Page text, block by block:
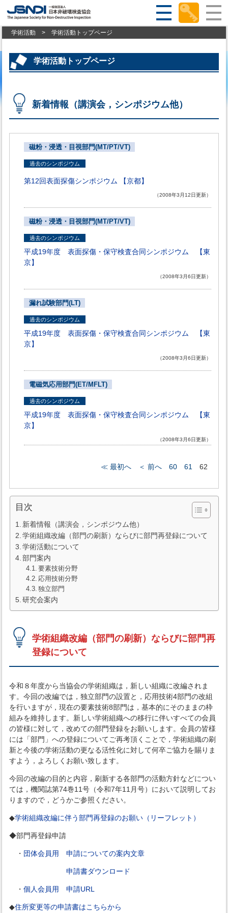
学術活動 > 学術活動トップページ
学術活動トップページ
新着情報（講演会，シンポジウム他）
磁粉・浸透・目視部門(MT/PT/VT)
過去のシンポジウム
第12回表面探傷シンポジウム 【京都】
（2008年3月12日更新）
磁粉・浸透・目視部門(MT/PT/VT)
過去のシンポジウム
平成19年度 表面探傷・保守検査合同シンポジウム 【東
京】
（2008年3月6日更新）
漏れ試験部門(LT)
過去のシンポジウム
平成19年度 表面探傷・保守検査合同シンポジウム 【東
京】
（2008年3月6日更新）
電磁気応用部門(ET/MFLT)
過去のシンポジウム
平成19年度 表面探傷・保守検査合同シンポジウム 【東
京】
（2008年3月6日更新）
≪ 最初へ ＜ 前へ 60 61 62
目次
新着情報（講演会，シンポジウム他）
学術組織改編（部門の刷新）ならびに部門再登録について
学術活動について
部門案内
要素技術分野
応用技術分野
独立部門
研究会案内
学術組織改編（部門の刷新）ならびに部門再
登録について
令和８年度から当協会の学術組織は，新しい組織に改編されま
す。今回の改編では，独立部門の設置と，応用技術4部門の改組
を行いますが，現在の要素技術8部門は，基本的にそのままの枠
組みを維持します。新しい学術組織への移行に伴いすべての会員
の皆様に対して，改めての部門登録をお願いします。会員の皆様
には「部門」への登録についてご再考頂くことで，学術組織の刷
新と今後の学術活動の更なる活性化に対して何卒ご協力を賜りま
すよう，よろしくお願い致します。
今回の改編の目的と内容，刷新する各部門の活動方針などについ
ては，機関誌第74巻11号（令和7年11月号）において説明してお
りますので，どうかご参照ください。
◆学術組織改編に伴う部門再登録のお願い（リーフレット）
◆部門再登録申請
・ 団体会員用 申請についての案内文章
申請書ダウンロード
・ 個人会員用 申請URL
◆住所変更等の申請書はこちらから